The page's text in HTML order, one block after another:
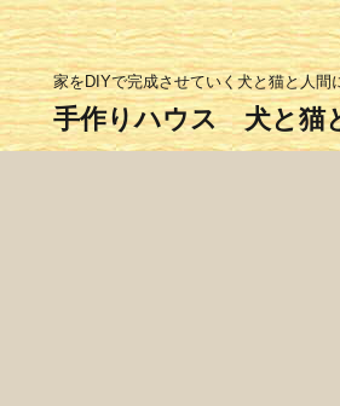
家をDIYで完成させていく犬と猫と人間
手作りハウス 犬と猫